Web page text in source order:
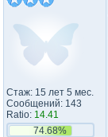
Стаж: 15 лет 5 мес.
Сообщений: 143
Ratio: 14.41
74.68%